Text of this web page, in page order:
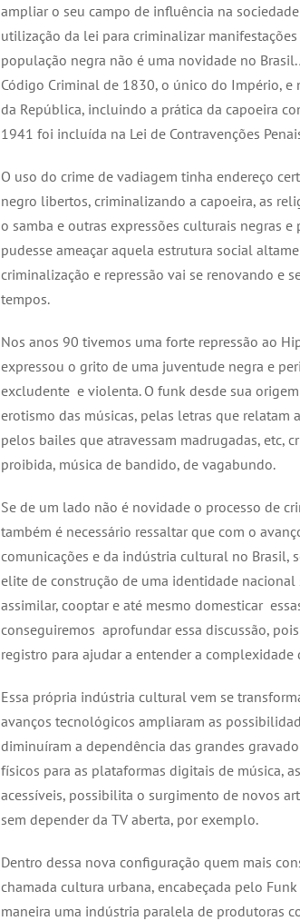
ampliar o seu campo de influência na
utilização da lei para criminalizar
população negra não é uma novidade no
Código Criminal de 1830, o único do Império,
da República, incluindo a prática da capoeira
1941 foi incluída na Lei de Contravenções
O uso do crime de vadiagem tinha endereço
negro libertos, criminalizando a capoeira, as
o samba e outras expressões culturais negras
pudesse ameaçar aquela estrutura social
criminalização e repressão vai se renovando e
tempos.
Nos anos 90 tivemos uma forte repressão ao
expressou o grito de uma juventude negra e
excludente e violenta. O funk desde sua
erotismo das músicas, pelas letras que relatam
pelos bailes que atravessam madrugadas, etc,
proibida, música de bandido, de vagabundo.
Se de um lado não é novidade o processo de
também é necessário ressaltar que com o
comunicações e da indústria cultural no Brasil,
elite de construção de uma identidade
assimilar, cooptar e até mesmo domesticar
conseguiremos aprofundar essa discussão,
registro para ajudar a entender a complexidade
Essa própria indústria cultural vem se
avanços tecnológicos ampliaram as
diminuíram a dependência das grandes
físicos para as plataformas digitais de música,
acessíveis, possibilita o surgimento de novos
sem depender da TV aberta, por exemplo.
Dentro dessa nova configuração quem mais
chamada cultura urbana, encabeçada pelo
maneira uma indústria paralela de produtoras